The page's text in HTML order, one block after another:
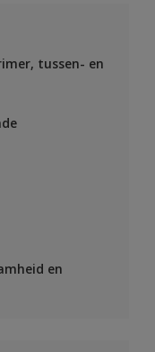
tussen- en
en